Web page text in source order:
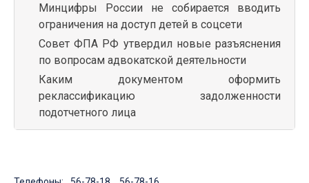
Минцифры России не собирается вводить
ограничения на доступ детей в соцсети
Совет ФПА РФ утвердил новые разъяснения
по вопросам адвокатской деятельности
Каким документом оформить
реклассификацию задолженности
подотчетного лица